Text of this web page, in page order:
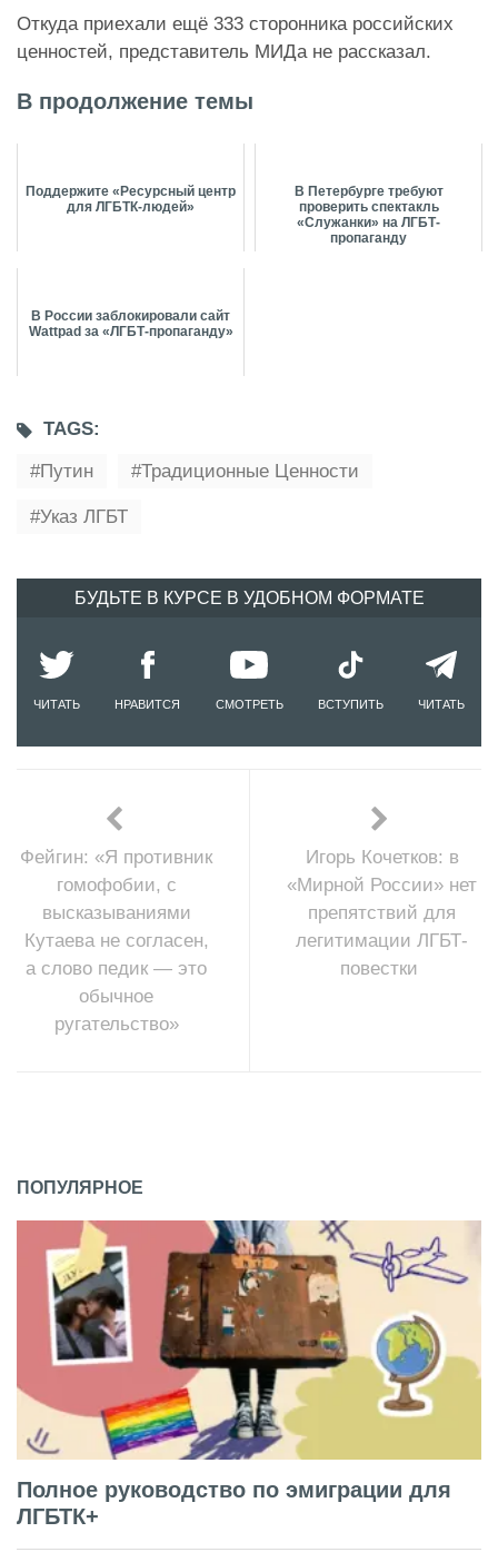
Откуда приехали ещё 333 сторонника российских
ценностей, представитель МИДа не рассказал.
В продолжение темы
Поддержите «Ресурсный центр
для ЛГБТК-людей»
В Петербурге требуют
проверить спектакль
«Служанки» на ЛГБТ-
пропаганду
В России заблокировали сайт
Wattpad за «ЛГБТ-пропаганду»
TAGS:
Путин
Традиционные Ценности
Указ ЛГБТ
БУДЬТЕ В КУРСЕ В УДОБНОМ ФОРМАТЕ
ЧИТАТЬ НРАВИТСЯ СМОТРЕТЬ ВСТУПИТЬ ЧИТАТЬ
Фейгин: «Я противник
гомофобии, с
высказываниями
Кутаева не согласен,
а слово педик — это
обычное
ругательство»
Игорь Кочетков: в
«Мирной России» нет
препятствий для
легитимации ЛГБТ-
повестки
ПОПУЛЯРНОЕ
Полное руководство по эмиграции для
ЛГБТК+